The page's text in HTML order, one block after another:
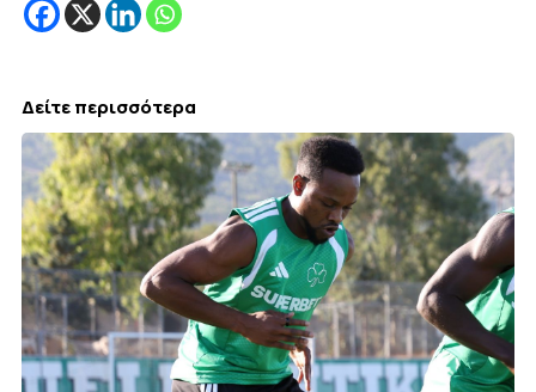
Δείτε περισσότερα